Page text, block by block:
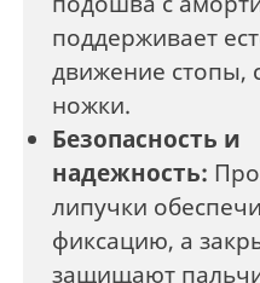
поддерживает
движение стопы,
ножки.
Безопасность и
надежность:
липучки
фиксацию, а
защищают